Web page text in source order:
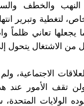
النهب والخطف
لتغطية وتبرير
يجعلها تعاني ظلماً
من الاشتغال يتحول
الاجتماعية،
ولن تقف الأمور عند
الولايات المتحدة،